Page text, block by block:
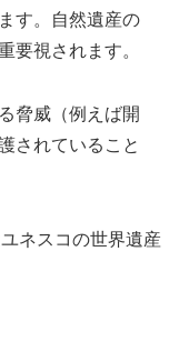
す。自然遺産の
要視されます。
脅威（例えば開
されていること
ネスコの世界遺産